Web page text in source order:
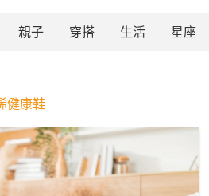
親子 穿搭 生活 星座
健康鞋